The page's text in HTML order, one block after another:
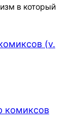
в который
(v.
комиксов